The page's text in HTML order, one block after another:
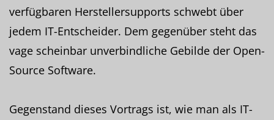
verfügbaren Herstellersupports schwebt über
jedem IT-Entscheider. Dem gegenüber steht das
vage scheinbar unverbindliche Gebilde der Open-
Source Software.
Gegenstand dieses Vortrags ist, wie man als IT-